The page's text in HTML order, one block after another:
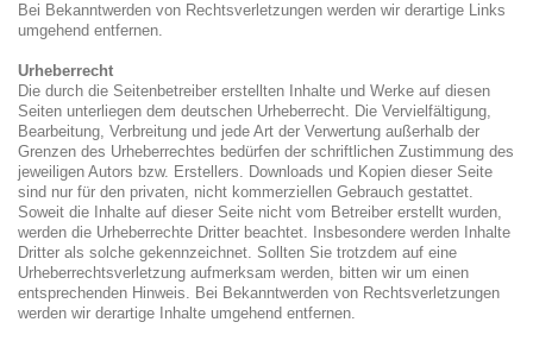
Bei Bekanntwerden von Rechtsverletzungen werden wir derartige Links
umgehend entfernen.
Urheberrecht
Die durch die Seitenbetreiber erstellten Inhalte und Werke auf diesen
Seiten unterliegen dem deutschen Urheberrecht. Die Vervielfältigung,
Bearbeitung, Verbreitung und jede Art der Verwertung außerhalb der
Grenzen des Urheberrechtes bedürfen der schriftlichen Zustimmung des
jeweiligen Autors bzw. Erstellers. Downloads und Kopien dieser Seite
sind nur für den privaten, nicht kommerziellen Gebrauch gestattet.
Soweit die Inhalte auf dieser Seite nicht vom Betreiber erstellt wurden,
werden die Urheberrechte Dritter beachtet. Insbesondere werden Inhalte
Dritter als solche gekennzeichnet. Sollten Sie trotzdem auf eine
Urheberrechtsverletzung aufmerksam werden, bitten wir um einen
entsprechenden Hinweis. Bei Bekanntwerden von Rechtsverletzungen
werden wir derartige Inhalte umgehend entfernen.